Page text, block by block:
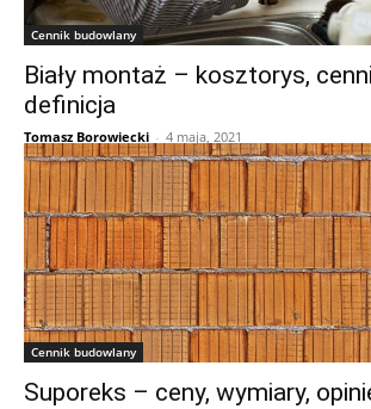
Cennik budowlany
Biały montaż – kosztorys,
definicja
Tomasz Borowiecki - 4 maja, 2021
Cennik budowlany
Suporeks – ceny, wymiary,